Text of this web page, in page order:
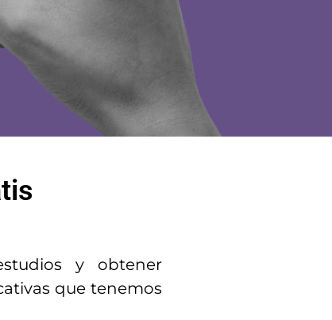
y obtener
que tenemos